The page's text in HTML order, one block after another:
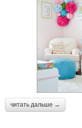
читать дальше →